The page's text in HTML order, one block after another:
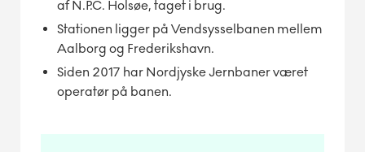
af N.P.C. Holsøe, taget i brug.
Stationen ligger på Vendsysselbanen mellem
Aalborg og Frederikshavn.
Siden 2017 har Nordjyske Jernbaner været
operatør på banen.